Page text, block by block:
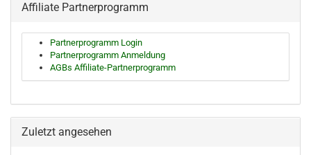
Affiliate Partnerprogramm
Partnerprogramm Login
Partnerprogramm Anmeldung
AGBs Affiliate-Partnerprogramm
Zuletzt angesehen